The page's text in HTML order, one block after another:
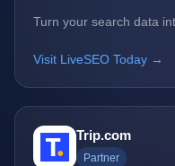
Turn your search data
Visit LiveSEO Today →
Trip.com
Partner